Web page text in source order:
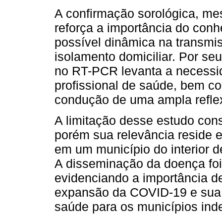
A confirmação sorológica,
reforça a importância do
possível dinâmica na
isolamento domiciliar. Por
no RT-PCR levanta a
profissional de saúde, bem
condução de uma ampla
A limitação desse estudo
porém sua relevância reside
em um município do interior
A disseminação da doença
evidenciando a importância
expansão da COVID-19 e
saúde para os municípios